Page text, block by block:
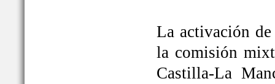
La activación
la comisión
Castilla-La